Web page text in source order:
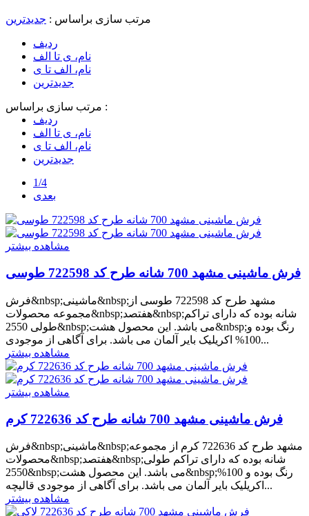
مرتب سازی براساس : جدیدترین
ردیف
نام، ی تا الف
نام، الف تا ی
جدیدترین
مرتب سازی براساس :
ردیف
نام، ی تا الف
نام، الف تا ی
جدیدترین
1/4
بعدی
مشاهده بیشتر
فرش ماشینی مشهد 700 شانه طرح کد 722598 طوسی
فرش&nbsp;ماشینی&nbsp;مشهد طرح کد 722598 طوسی از
مجموعه محصولات&nbsp;هفتصد&nbsp;شانه بوده که دارای تراکم
طولی 2550&nbsp;می باشد. این محصول هشت&nbsp;رنگ بوده و
100% اکریلیک بایر آلمان می باشد. برای آگاهی از موجودی...
مشاهده بیشتر
مشاهده بیشتر
فرش ماشینی مشهد 700 شانه طرح کد 722636 کرم
فرش&nbsp;ماشینی&nbsp;مشهد طرح کد 722636 کرم از مجموعه
محصولات&nbsp;هفتصد&nbsp;شانه بوده که دارای تراکم طولی
2550&nbsp;می باشد. این محصول هشت&nbsp;رنگ بوده و 100%
اکریلیک بایر آلمان می باشد. برای آگاهی از موجودی قالیچه...
مشاهده بیشتر